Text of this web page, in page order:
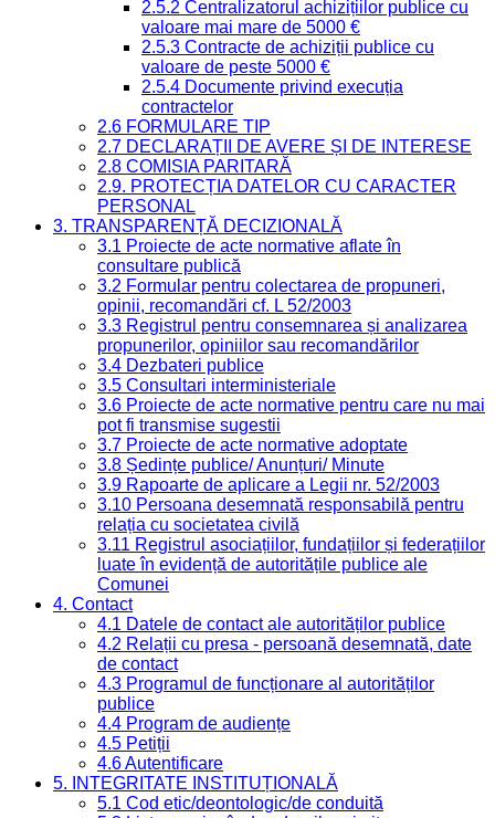
2.5.2 Centralizatorul achizițiilor publice cu
valoare mai mare de 5000 €
2.5.3 Contracte de achiziții publice cu
valoare de peste 5000 €
2.5.4 Documente privind execuția
contractelor
2.6 FORMULARE TIP
2.7 DECLARAȚII DE AVERE ȘI DE INTERESE
2.8 COMISIA PARITARĂ
2.9. PROTECȚIA DATELOR CU CARACTER
PERSONAL
3. TRANSPARENȚĂ DECIZIONALĂ
3.1 Proiecte de acte normative aflate în
consultare publică
3.2 Formular pentru colectarea de propuneri,
opinii, recomandări cf. L 52/2003
3.3 Registrul pentru consemnarea și analizarea
propunerilor, opiniilor sau recomandărilor
3.4 Dezbateri publice
3.5 Consultari interministeriale
3.6 Proiecte de acte normative pentru care nu mai
pot fi transmise sugestii
3.7 Proiecte de acte normative adoptate
3.8 Ședințe publice/ Anunțuri/ Minute
3.9 Rapoarte de aplicare a Legii nr. 52/2003
3.10 Persoana desemnată responsabilă pentru
relația cu societatea civilă
3.11 Registrul asociațiilor, fundațiilor și federațiilor
luate în evidență de autoritățile publice ale
Comunei
4. Contact
4.1 Datele de contact ale autorităților publice
4.2 Relații cu presa - persoană desemnată, date
de contact
4.3 Programul de funcționare al autorităților
publice
4.4 Program de audiențe
4.5 Petiții
4.6 Autentificare
5. INTEGRITATE INSTITUȚIONALĂ
5.1 Cod etic/deontologic/de conduită